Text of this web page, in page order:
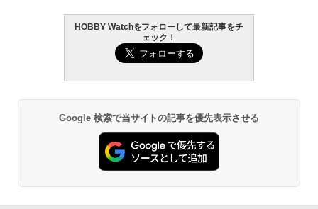
HOBBY Watchをフォローして最新記事をチ
ェック！
Google 検索で当サイトの記事を優先表示させる